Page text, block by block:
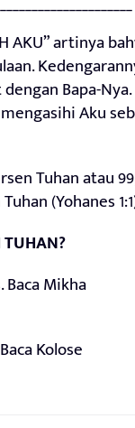
AKU” artinya
Bapa-
Aku
Tuhan atau
(Yohanes
Baca Mikha
Kolose